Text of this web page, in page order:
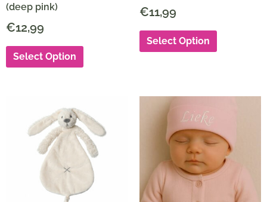
(deep pink)
€12,99
Select Option
€11,99
Select Option